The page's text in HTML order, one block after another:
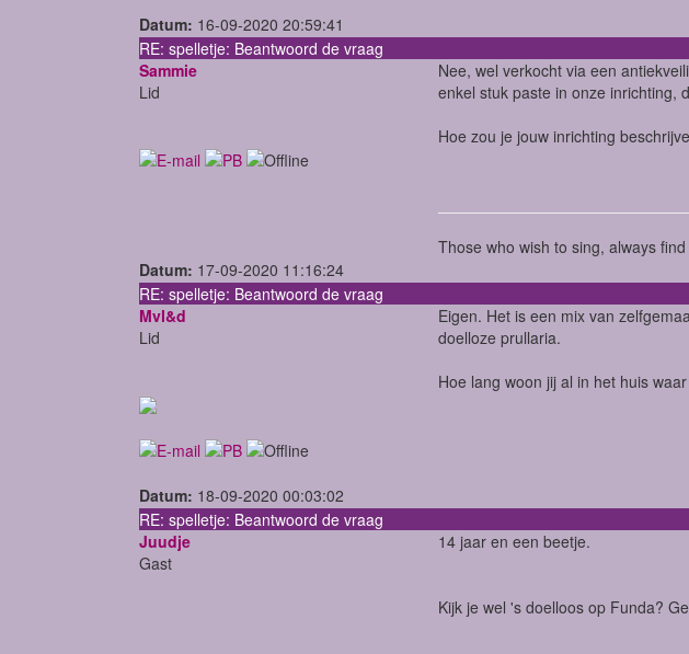
Datum: 16-09-2020 20:59:41
RE: spelletje: Beantwoord de vraag
Sammie
Lid
Nee, wel verkocht via een
enkel stuk paste in onze inrichting,
Hoe zou je jouw inrichting
Those who wish to sing, always
Datum: 17-09-2020 11:16:24
RE: spelletje: Beantwoord de vraag
Mvl&d
Lid
Eigen. Het is een mix van
doelloze prullaria.
Hoe lang woon jij al in het huis
Datum: 18-09-2020 00:03:02
RE: spelletje: Beantwoord de vraag
Juudje
Gast
14 jaar en een beetje.
Kijk je wel 's doelloos op Funda?